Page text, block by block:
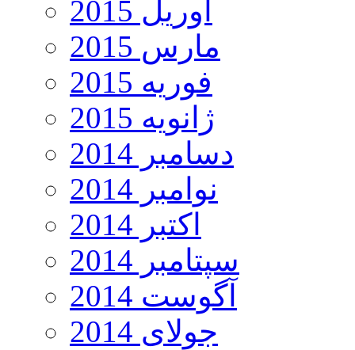
آوریل 2015
مارس 2015
فوریه 2015
ژانویه 2015
دسامبر 2014
نوامبر 2014
اکتبر 2014
سپتامبر 2014
آگوست 2014
جولای 2014